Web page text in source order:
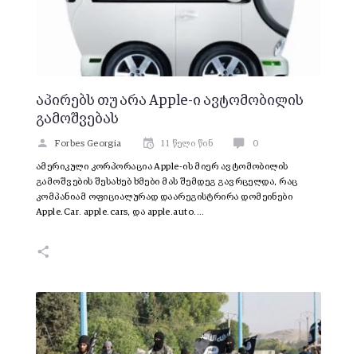
აპირებს თუ არა Apple-ი ავტომობილის
გამოშვებას
Forbes Georgia 11 წელი წინ 0
ამერიკული კორპორაცია Apple-ის მიერ ავტომობილის
გამოშვების შესახებ ხმები მას შემდეგ გავრცელდა, რაც
კომპანიამ ოფიციალურად დაარეგისტრირა დომეინები
Apple.Car. apple.cars, და apple.auto.…